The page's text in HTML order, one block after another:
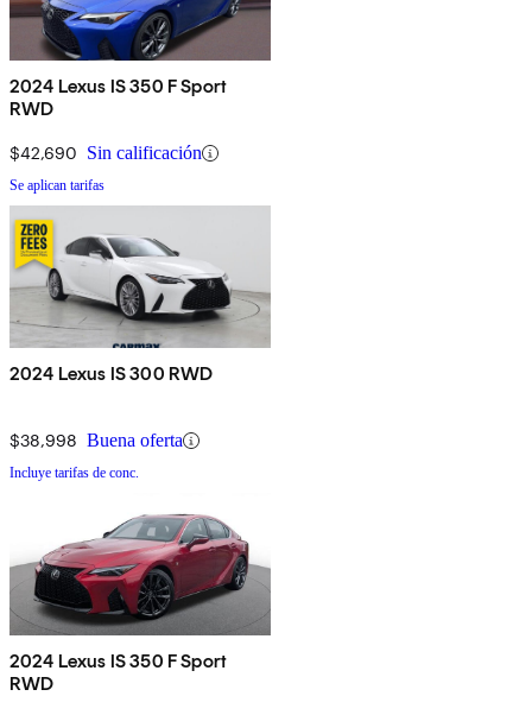
2024 Lexus IS 350 F Sport
RWD
$42,690 Sin calificación
Se aplican tarifas
2024 Lexus IS 300 RWD
$38,998 Buena oferta
Incluye tarifas de conc.
2024 Lexus IS 350 F Sport
RWD